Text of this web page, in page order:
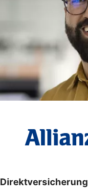
Direktversicherung